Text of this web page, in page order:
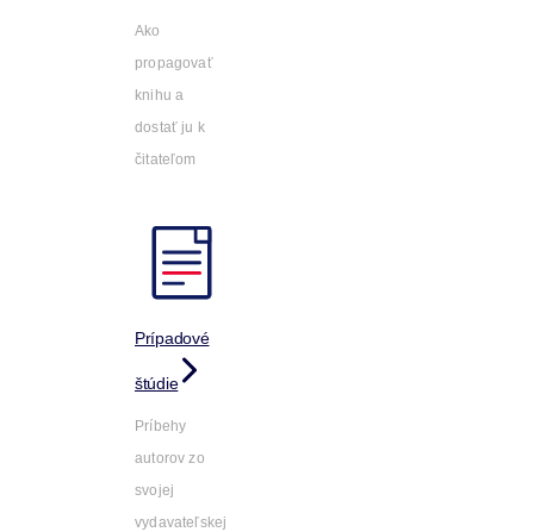
Ako
propagovať
knihu a
dostať ju k
čitateľom
Prípadové
štúdie
Príbehy
autorov zo
svojej
vydavateľskej